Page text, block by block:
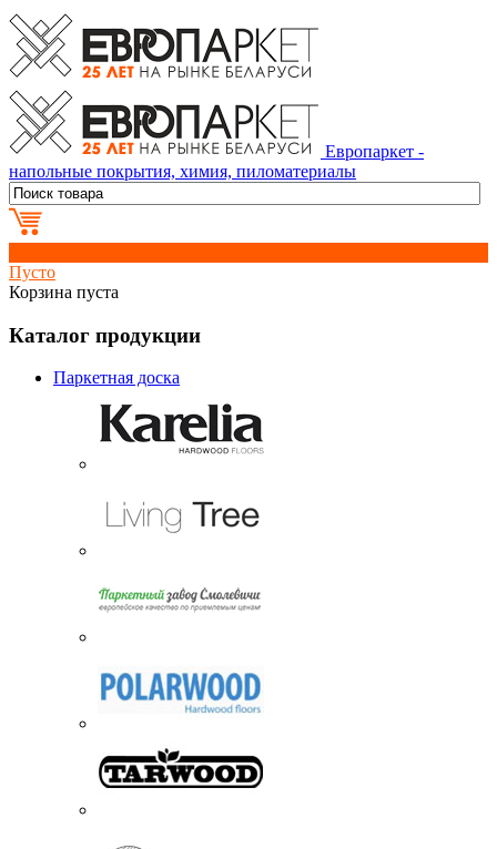
Европаркет -
напольные покрытия, химия, пиломатериалы
Пусто
Корзина пуста
Каталог продукции
Паркетная доска